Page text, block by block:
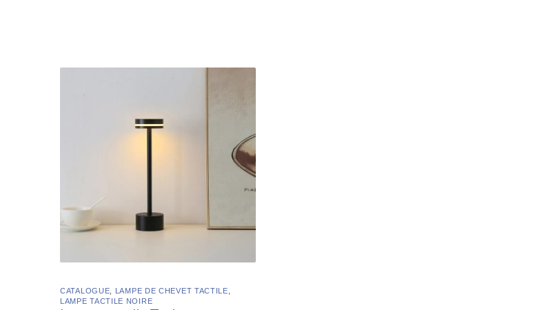
CATALOGUE LAMPE DE CHEVET TACTILE
LAMPE TACTILE NOIRE